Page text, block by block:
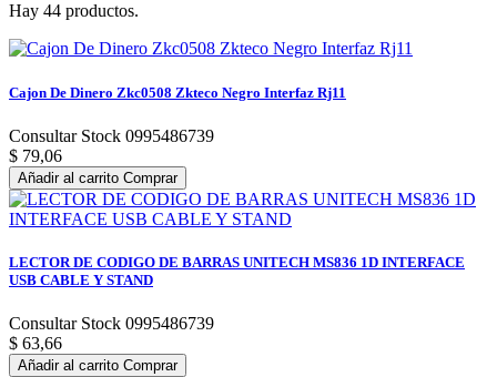
Hay 44 productos.
Cajon De Dinero Zkc0508 Zkteco Negro Interfaz Rj11
Consultar Stock 0995486739
$ 79,06
Añadir al carrito Comprar
LECTOR DE CODIGO DE BARRAS UNITECH MS836 1D INTERFACE
USB CABLE Y STAND
Consultar Stock 0995486739
$ 63,66
Añadir al carrito Comprar